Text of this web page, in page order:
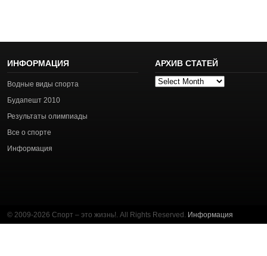
ИНФОРМАЦИЯ
Водные виды спорта
Будапешт 2010
Результаты олимпиады
Все о спорте
Информация
АРХИВ СТАТЕЙ
Архив
© 2009-2026 Спорт – это жизнь!. All Rights Reserved. Информация